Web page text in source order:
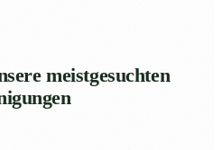
meistgesuchten